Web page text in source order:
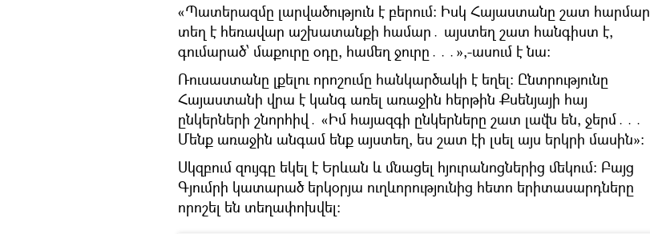
«Պատերազմը լարվածություն է բերում։ Իսկ Հայաստանը շատ հարմար
տեղ է հեռավար աշխատանքի համար․ այստեղ շատ հանգիստ է,
գումարած՝ մաքուրը օդը, համեղ ջուրը․․․»,-ասում է նա։
Ռուսաստանը լքելու որոշումը հանկարծակի է եղել։ Ընտրությունը
Հայաստանի վրա է կանգ առել առաջին հերթին Քսենյայի հայ
ընկերների շնորհիվ․ «Իմ հայազգի ընկերները շատ լավն են, ջերմ․․․
Մենք առաջին անգամ ենք այստեղ, ես շատ էի լսել այս երկրի մասին»։
Սկզբում զույգը եկել է Երևան և մնացել հյուրանոցներից մեկում։ Բայց
Գյումրի կատարած երկօրյա ուղևորությունից հետո երիտասարդները
որոշել են տեղափոխվել։